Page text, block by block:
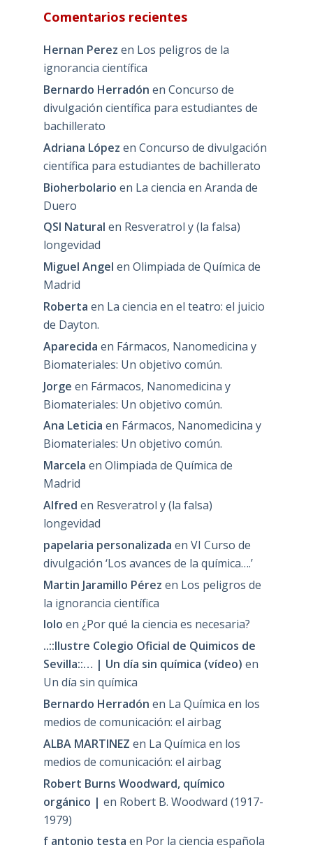
Comentarios recientes
Hernan Perez en Los peligros de la
ignorancia científica
Bernardo Herradón en Concurso de
divulgación científica para estudiantes de
bachillerato
Adriana López en Concurso de divulgación
científica para estudiantes de bachillerato
Bioherbolario en La ciencia en Aranda de
Duero
QSI Natural en Resveratrol y (la falsa)
longevidad
Miguel Angel en Olimpiada de Química de
Madrid
Roberta en La ciencia en el teatro: el juicio
de Dayton.
Aparecida en Fármacos, Nanomedicina y
Biomateriales: Un objetivo común.
Jorge en Fármacos, Nanomedicina y
Biomateriales: Un objetivo común.
Ana Leticia en Fármacos, Nanomedicina y
Biomateriales: Un objetivo común.
Marcela en Olimpiada de Química de
Madrid
Alfred en Resveratrol y (la falsa)
longevidad
papelaria personalizada en VI Curso de
divulgación ‘Los avances de la química….’
Martin Jaramillo Pérez en Los peligros de
la ignorancia científica
lolo en ¿Por qué la ciencia es necesaria?
..::Ilustre Colegio Oficial de Quimicos de
Sevilla::… | Un día sin química (vídeo) en
Un día sin química
Bernardo Herradón en La Química en los
medios de comunicación: el airbag
ALBA MARTINEZ en La Química en los
medios de comunicación: el airbag
Robert Burns Woodward, químico
orgánico | en Robert B. Woodward (1917-
1979)
f antonio testa en Por la ciencia española